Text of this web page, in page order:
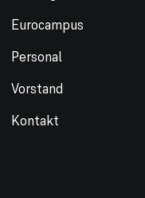
Eurocampus
Personal
Vorstand
Kontakt